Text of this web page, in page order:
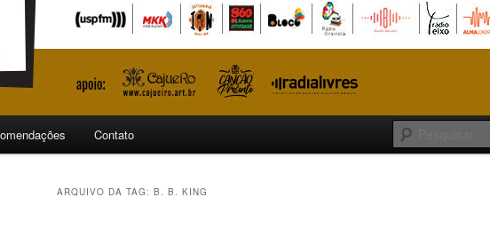
Contato
ARQUIVO DA TAG: B. B. KING